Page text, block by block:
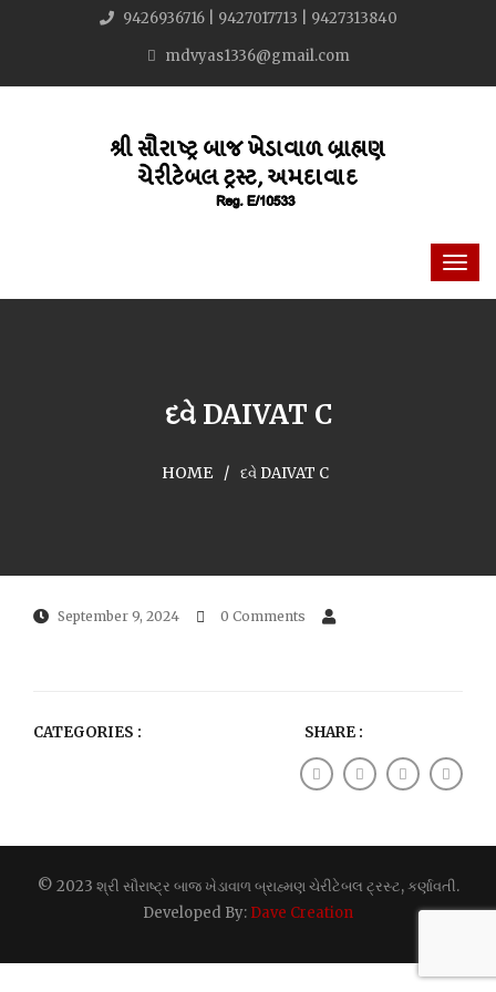
9426936716 | 9427017713 | 9427313840
mdvyas1336@gmail.com
દવે DAIVAT C
HOME દવે DAIVAT C
September 9, 2024 0 Comments
CATEGORIES : SHARE :
© 2023 શ્રી સૌરાષ્ટ્ર બાજ ખેડાવાળ બ્રાહ્મણ ચેરીટેબલ ટ્રસ્ટ, કર્ણાવતી.
Developed By: Dave Creation